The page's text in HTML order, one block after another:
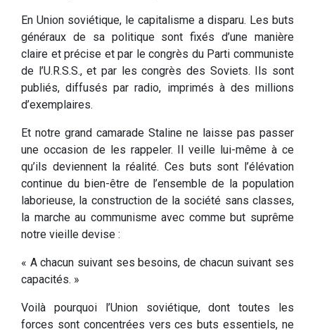
En Union soviétique, le capitalisme a disparu. Les buts
généraux de sa politique sont fixés d’une manière
claire et précise et par le congrès du Parti communiste
de l’U.R.S.S., et par les congrès des Soviets. Ils sont
publiés, diffusés par radio, imprimés à des millions
d’exemplaires.
Et notre grand camarade Staline ne laisse pas passer
une occasion de les rappeler. Il veille lui-même à ce
qu’ils deviennent la réalité. Ces buts sont l’élévation
continue du bien-être de l’ensemble de la population
laborieuse, la construction de la société sans classes,
la marche au communisme avec comme but suprême
notre vieille devise :
« A chacun suivant ses besoins, de chacun suivant ses
capacités. »
Voilà pourquoi l’Union soviétique, dont toutes les
forces sont concentrées vers ces buts essentiels, ne